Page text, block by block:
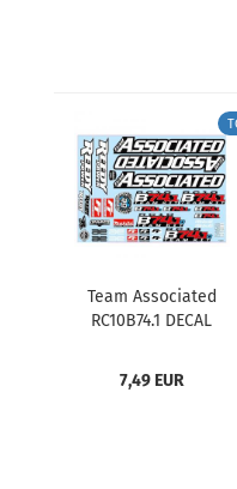
Team Associated
RC10B74.1 DECAL
7,49 EUR